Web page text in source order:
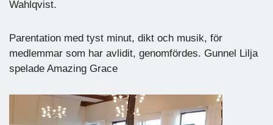
Wahlqvist.
Parentation med tyst minut, dikt och musik, för
medlemmar som har avlidit, genomfördes. Gunnel Lilja
spelade Amazing Grace